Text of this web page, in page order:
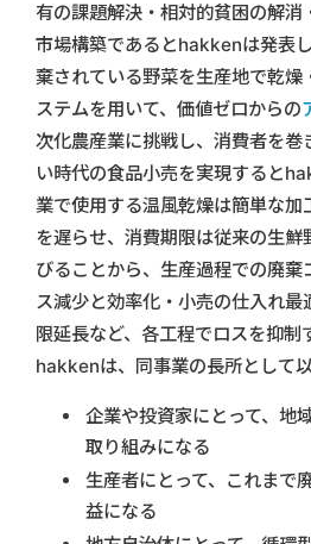
有の課題解決・相対的貧困の解消
市場構築であるとhakkenは発表
棄されている野菜を⽣産地で乾燥
ステムを⽤いて、価値ゼロからの
次化農産業に挑戦し、消費者を巻
い時代の⾷品⼩売を実現すると
業で使用する温⾵乾燥は簡単な加
を遅らせ、消費期限は従来の⽣
びることから、⽣産過程での廃棄
ス減少と効率化・⼩売の仕⼊れ最
限延⻑など、各工程でロスを抑制
hakkenは、同事業の長所として
企業や投資家にとって、地
取り組みになる
⽣産者にとって、これまで
益になる